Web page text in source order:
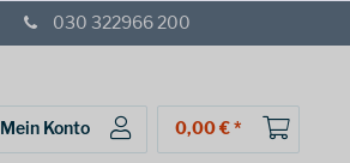
030 322966 200
Mein Konto 0,00 € *